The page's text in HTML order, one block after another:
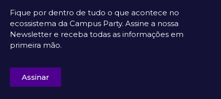
Fique por dentro de tudo o que acontece no
ecossistema da Campus Party. Assine a nossa
Newsletter e receba todas as informações em
primeira mão.
Assinar